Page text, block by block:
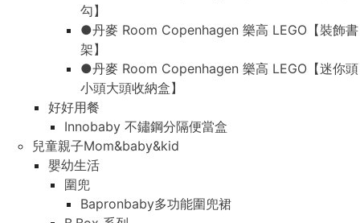
勾】
●丹麥 Room Copenhagen 樂高 LEGO【裝飾書
架】
●丹麥 Room Copenhagen 樂高 LEGO【迷你頭
小頭大頭收納盒】
好好用餐
Innobaby 不鏽鋼分隔便當盒
兒童親子Mom&baby&kid
嬰幼生活
圍兜
Bapronbaby多功能圍兜裙